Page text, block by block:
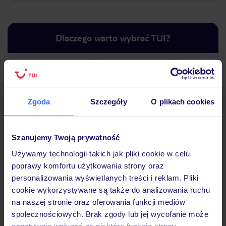
Zgoda Szczegóły O plikach cookies
Szanujemy Twoją prywatność
Używamy technologii takich jak pliki cookie w celu
poprawy komfortu użytkowania strony oraz
personalizowania wyświetlanych treści i reklam. Pliki
cookie wykorzystywane są także do analizowania ruchu
na naszej stronie oraz oferowania funkcji mediów
społecznościowych. Brak zgody lub jej wycofanie może
Dlaczego warto wybrać TUI?
podróży w Polsce
Hotel
Opinie